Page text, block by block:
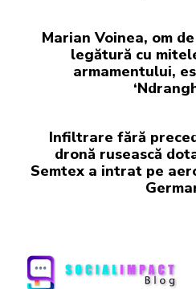
Marian Voinea, om
legătură cu
armamentului,
Infiltrare fără
dronă rusească
Semtex a intrat pe